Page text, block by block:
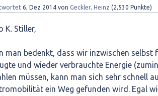
6, Dez 2014 von Geckler, Heinz (2,530 Punkte)
K. Stiller,
man bedenkt, dass wir inzwischen selbst
und wieder verbrauchte Energie
müssen, kann man sich sehr schnell
ein Weg gefunden wird. Egal